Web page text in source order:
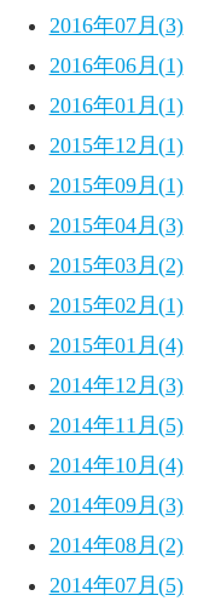
2016年07月(3)
2016年06月(1)
2016年01月(1)
2015年12月(1)
2015年09月(1)
2015年04月(3)
2015年03月(2)
2015年02月(1)
2015年01月(4)
2014年12月(3)
2014年11月(5)
2014年10月(4)
2014年09月(3)
2014年08月(2)
2014年07月(5)